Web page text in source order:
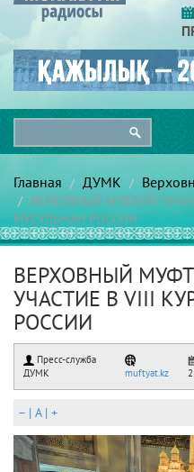
Главная ДУМК
ВЕРХОВНЫЙ МУФТИЙ
МУСУЛЬМАН РОССИИ
ВЕРХОВНЫЙ
УЧАСТИЕ В VIII
РОССИИ
Пресс-служба
ДУМК
muftyat.kz
– | A| +